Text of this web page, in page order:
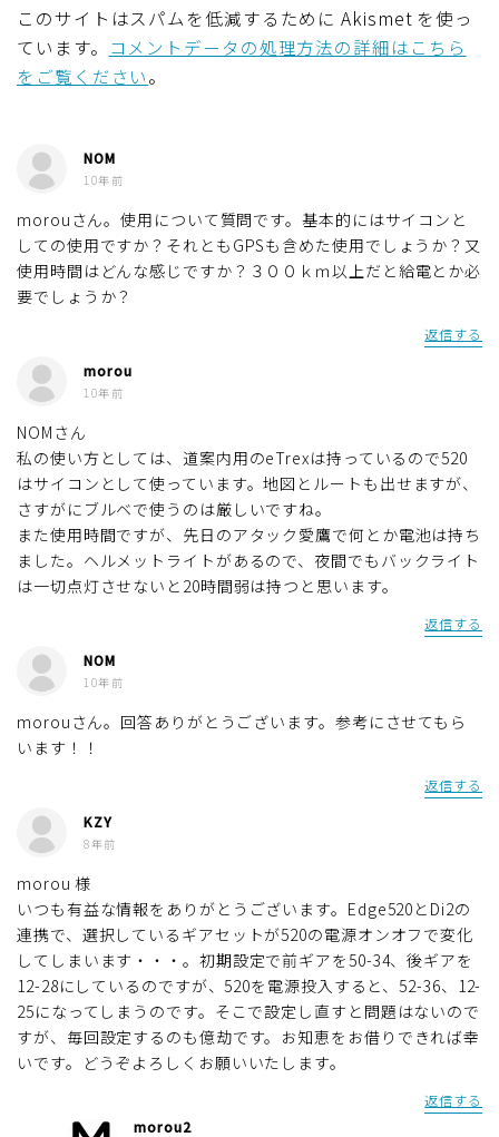
このサイトはスパムを低減するために Akismet を使っ
ています。 コメントデータの処理方法の詳細はこちら
をご覧ください。
NOM
10年前
morouさん。使用について質問です。基本的にはサイコンと
しての使用ですか？それともGPSも含めた使用でしょうか？又
使用時間はどんな感じですか？３００ｋｍ以上だと給電とか必
要でしょうか？
返信する
morou
10年前
NOMさん
私の使い方としては、道案内用のeTrexは持っているので520
はサイコンとして使っています。地図とルートも出せますが、
さすがにブルベで使うのは厳しいですね。
また使用時間ですが、先日のアタック愛鷹で何とか電池は持ち
ました。ヘルメットライトがあるので、夜間でもバックライト
は一切点灯させないと20時間弱は持つと思います。
返信する
NOM
10年前
morouさん。回答ありがとうございます。参考にさせてもら
います！！
返信する
KZY
8年前
morou 様
いつも有益な情報をありがとうございます。Edge520とDi2の
連携で、選択しているギアセットが520の電源オンオフで変化
してしまいます・・・。初期設定で前ギアを50-34、後ギアを
12-28にしているのですが、520を電源投入すると、52-36、12-
25になってしまうのです。そこで設定し直すと問題はないので
すが、毎回設定するのも億劫です。お知恵をお借りできれば幸
いです。どうぞよろしくお願いいたします。
返信する
morou2